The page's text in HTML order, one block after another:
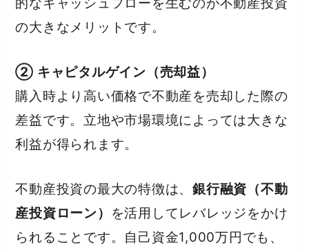
の大きなメリットです。
② キャピタルゲイン（売却益）
購入時より高い価格で不動産を売却した際の
差益です。立地や市場環境によっては大きな
利益が得られます。
不動産投資の最大の特徴は、銀行融資（不動
産投資ローン）
を活用してレバレッジをかけ
られることです。自己資金1,000万円でも、